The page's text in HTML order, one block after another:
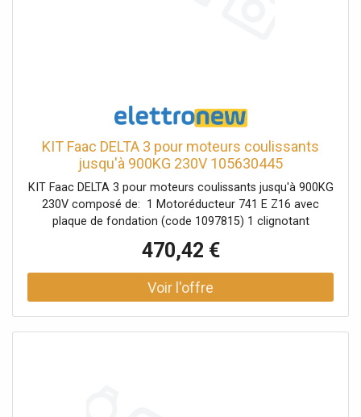
KIT Faac DELTA 3 pour moteurs coulissants
jusqu'à 900KG 230V 105630445
KIT Faac DELTA 3 pour moteurs coulissants jusqu'à 900KG
230V composé de: 1 Motoréducteur 741 E Z16 avec
plaque de fondation (code 1097815) 1 clignotant
20 D (code 785102) 1 clé et bouton de commande XK10
(code 401302) 1 Serrure à clé personnalisée (Code
71275101) 1 Récepteur enfichable 1 canal RP 433 SLH
(Code 787824) 1 émetteur XT2 433 SLH LR à 2 canaux
470,42 €